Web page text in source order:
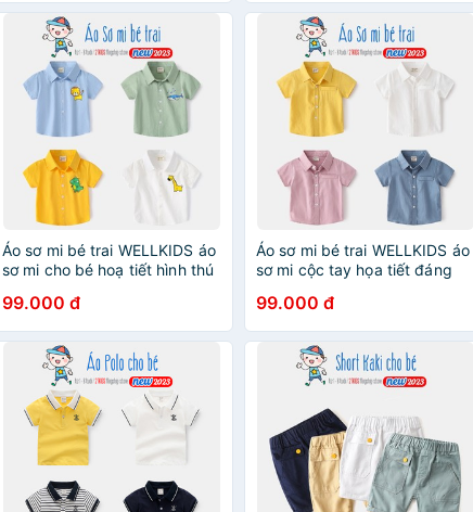
Áo sơ mi bé trai WELLKIDS áo
sơ mi cho bé hoạ tiết hình thú
99.000 đ
Áo sơ mi bé trai WELLKIDS áo
sơ mi cộc tay họa tiết đáng
99.000 đ